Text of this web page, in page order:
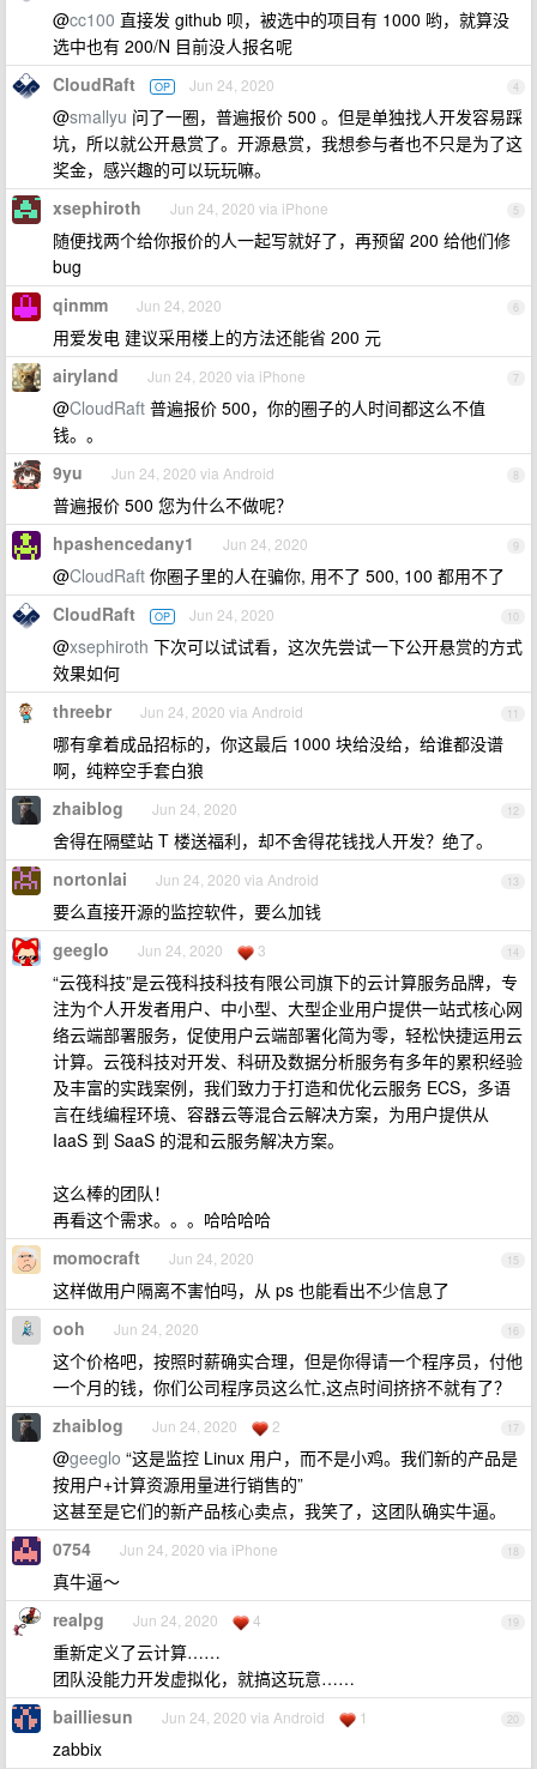
@cc100 直接发 github 呗，被选中的项目有 1000 哟，就算没
选中也有 200/N 目前没人报名呢
4
CloudRaft OP Jun 24, 2020
@smallyu 问了一圈，普遍报价 500 。但是单独找人开发容易踩
坑，所以就公开悬赏了。开源悬赏，我想参与者也不只是为了这
奖金，感兴趣的可以玩玩嘛。
5
xsephiroth Jun 24, 2020 via iPhone
随便找两个给你报价的人一起写就好了，再预留 200 给他们修
bug
6
qinmm Jun 24, 2020
用爱发电 建议采用楼上的方法还能省 200 元
7
airyland Jun 24, 2020 via iPhone
@CloudRaft 普遍报价 500，你的圈子的人时间都这么不值
钱。。
8
9yu Jun 24, 2020 via Android
普遍报价 500 您为什么不做呢？
9
hpashencedany1 Jun 24, 2020
@CloudRaft 你圈子里的人在骗你, 用不了 500, 100 都用不了
10
CloudRaft OP Jun 24, 2020
@xsephiroth 下次可以试试看，这次先尝试一下公开悬赏的方式
效果如何
11
threebr Jun 24, 2020 via Android
哪有拿着成品招标的，你这最后 1000 块给没给，给谁都没谱
啊，纯粹空手套白狼
12
zhaiblog Jun 24, 2020
舍得在隔壁站 T 楼送福利，却不舍得花钱找人开发？绝了。
13
nortonlai Jun 24, 2020 via Android
要么直接开源的监控软件，要么加钱
14
geeglo Jun 24, 2020 3
“云筏科技”是云筏科技科技有限公司旗下的云计算服务品牌，专
注为个人开发者用户、中小型、大型企业用户提供一站式核心网
络云端部署服务，促使用户云端部署化简为零，轻松快捷运用云
计算。云筏科技对开发、科研及数据分析服务有多年的累积经验
及丰富的实践案例，我们致力于打造和优化云服务 ECS，多语
言在线编程环境、容器云等混合云解决方案，为用户提供从
IaaS 到 SaaS 的混和云服务解决方案。
这么棒的团队！
再看这个需求。。。哈哈哈哈
15
momocraft Jun 24, 2020
这样做用户隔离不害怕吗，从 ps 也能看出不少信息了
16
ooh Jun 24, 2020
这个价格吧，按照时薪确实合理，但是你得请一个程序员，付他
一个月的钱，你们公司程序员这么忙,这点时间挤挤不就有了？
17
zhaiblog Jun 24, 2020 2
@geeglo “这是监控 Linux 用户，而不是小鸡。我们新的产品是
按用户+计算资源用量进行销售的”
这甚至是它们的新产品核心卖点，我笑了，这团队确实牛逼。
18
0754 Jun 24, 2020 via iPhone
真牛逼～
19
realpg Jun 24, 2020 4
重新定义了云计算……
团队没能力开发虚拟化，就搞这玩意……
20
bailliesun Jun 24, 2020 via Android 1
zabbix